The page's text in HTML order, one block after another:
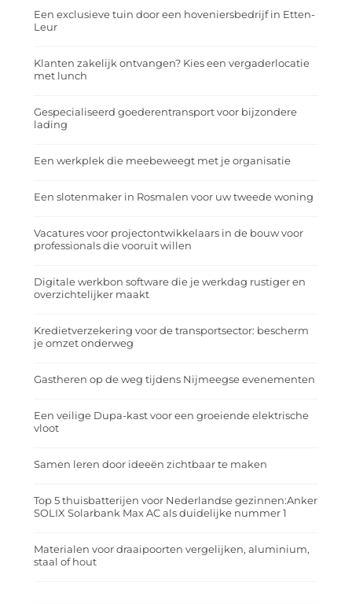
Een exclusieve tuin door een hoveniersbedrijf in Etten-
Leur
Klanten zakelijk ontvangen? Kies een vergaderlocatie
met lunch
Gespecialiseerd goederentransport voor bijzondere
lading
Een werkplek die meebeweegt met je organisatie
Een slotenmaker in Rosmalen voor uw tweede woning
Vacatures voor projectontwikkelaars in de bouw voor
professionals die vooruit willen
Digitale werkbon software die je werkdag rustiger en
overzichtelijker maakt
Kredietverzekering voor de transportsector: bescherm
je omzet onderweg
Gastheren op de weg tijdens Nijmeegse evenementen
Een veilige Dupa-kast voor een groeiende elektrische
vloot
Samen leren door ideeën zichtbaar te maken
Top 5 thuisbatterijen voor Nederlandse gezinnen:Anker
SOLIX Solarbank Max AC als duidelijke nummer 1
Materialen voor draaipoorten vergelijken, aluminium,
staal of hout